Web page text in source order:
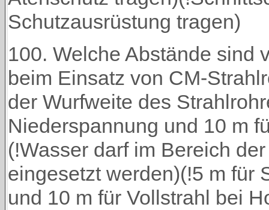
Schutzausrüstung tragen)
100. Welche Abstände sind
beim Einsatz von CM-
der Wurfweite des
Niederspannung und 10 m
(!Wasser darf im Bereich
eingesetzt werden)(!5 m für
und 10 m für Vollstrahl bei